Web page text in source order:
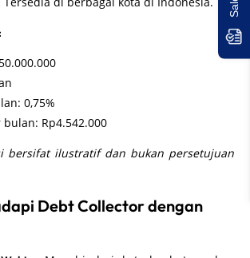
0,75%
Rp4.542.000
bersifat ilustratif dan bukan persetujuan
Debt Collector dengan